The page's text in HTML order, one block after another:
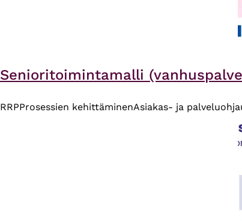
Senioritoimintamalli
RRPProsessien kehittäminenAsiakas- ja